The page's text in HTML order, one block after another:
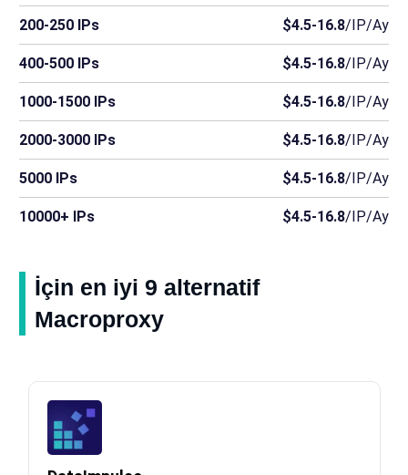
200-250 IPs $4.5-16.8/IP/Ay
400-500 IPs $4.5-16.8/IP/Ay
1000-1500 IPs $4.5-16.8/IP/Ay
2000-3000 IPs $4.5-16.8/IP/Ay
5000 IPs $4.5-16.8/IP/Ay
10000+ IPs $4.5-16.8/IP/Ay
İçin en iyi 9 alternatif
Macroproxy